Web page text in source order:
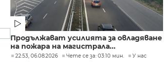
Продължават усилията за овладяване
на пожара на магистрала...
22:53, 06.08.2026 Чете се за: 03:10 мин. У нас